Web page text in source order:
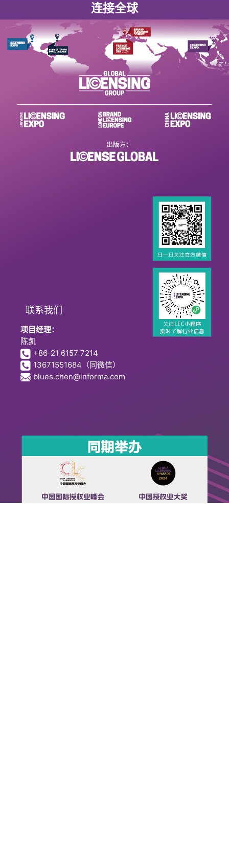
连接全球
联系我们
项目经理：
陈凯
+86-21 6157 7214
13671551684 （同微信）
blues.chen@informa.com